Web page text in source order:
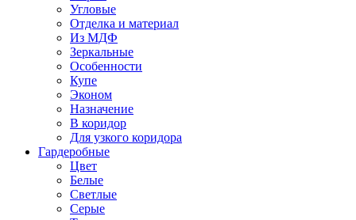
Угловые
Отделка и материал
Из МДФ
Зеркальные
Особенности
Купе
Эконом
Назначение
В коридор
Для узкого коридора
Гардеробные
Цвет
Белые
Светлые
Серые